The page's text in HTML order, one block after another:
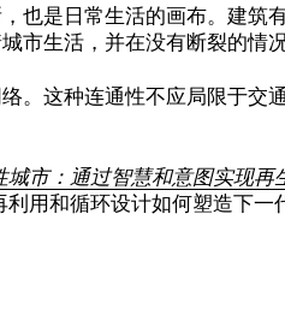
也是日常生活的画布。建筑
市生活，并在没有断裂的情况
。这种连通性不应局限于交
城市：通过智慧和意图实现再
和循环设计如何塑造下一